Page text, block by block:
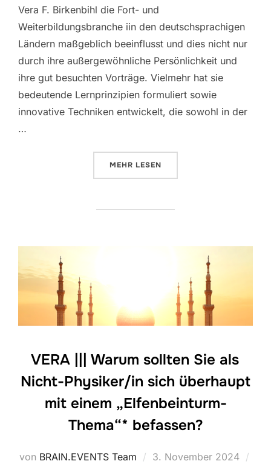
Vera F. Birkenbihl die Fort- und
Weiterbildungsbranche iin den deutschsprachigen
Ländern maßgeblich beeinflusst und dies nicht nur
durch ihre außergewöhnliche Persönlichkeit und
ihre gut besuchten Vorträge. Vielmehr hat sie
bedeutende Lernprinzipien formuliert sowie
innovative Techniken entwickelt, die sowohl in der
…
MEHR ÜBER „RAINER ||| WIE DIE
LESEN
VERA ||| Warum sollten Sie als
Nicht-Physiker/in sich überhaupt
mit einem „Elfenbeinturm-
Thema“* befassen?
von BRAIN.EVENTS Team
Veröffentlicht
3. November 2024